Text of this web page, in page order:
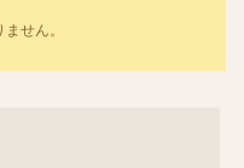
せん。